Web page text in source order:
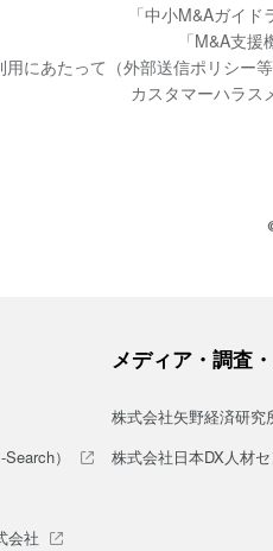
「中小M&Aガイ
「M&A支
用にあたって（外部送信ポリシー等
カスタマーハラス
）
会社
メディア・調査
株式会社矢野経済研究
株式会社日本DX人材